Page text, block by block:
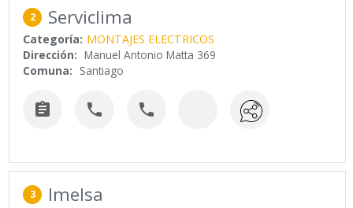
2 Serviclima
Categoría: MONTAJES ELECTRICOS
Dirección: Manuel Antonio Matta 369
Comuna: Santiago
  
3 Imelsa